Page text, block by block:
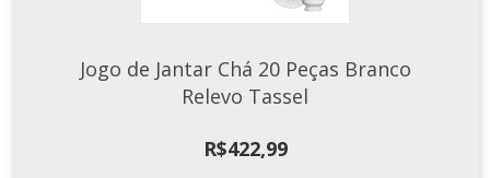
Jogo de Jantar Chá 20 Peças Branco
Relevo Tassel
R$422,99